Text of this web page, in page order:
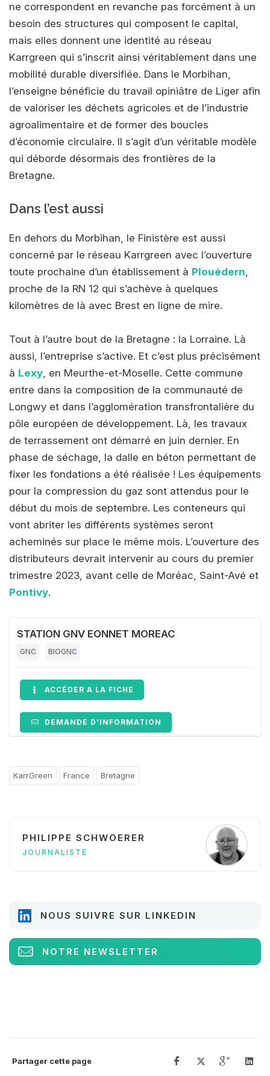
ne correspondent en revanche pas forcément à un
besoin des structures qui composent le capital,
mais elles donnent une identité au réseau
Karrgreen qui s’inscrit ainsi véritablement dans une
mobilité durable diversifiée. Dans le Morbihan,
l’enseigne bénéficie du travail opiniâtre de Liger afin
de valoriser les déchets agricoles et de l’industrie
agroalimentaire et de former des boucles
d’économie circulaire. Il s’agit d’un véritable modèle
qui déborde désormais des frontières de la
Bretagne.
Dans l’est aussi
En dehors du Morbihan, le Finistère est aussi
concerné par le réseau Karrgreen avec l’ouverture
toute prochaine d’un établissement à Plouédern
proche de la RN 12 qui s’achève à quelques
kilomètres de là avec Brest en ligne de mire.
Tout à l’autre bout de la Bretagne : la Lorraine. Là
aussi, l’entreprise s’active. Et c’est plus précisément
à Lexy , en Meurthe-et-Moselle. Cette commune
entre dans la composition de la communauté de
Longwy et dans l’agglomération transfrontalière du
pôle européen de développement. Là, les travaux
de terrassement ont démarré en juin dernier. En
phase de séchage, la dalle en béton permettant de
fixer les fondations a été réalisée ! Les équipements
pour la compression du gaz sont attendus pour le
début du mois de septembre. Les conteneurs qui
vont abriter les différents systèmes seront
acheminés sur place le même mois. L’ouverture des
distributeurs devrait intervenir au cours du premier
trimestre 2023, avant celle de Moréac, Saint-Avé et
Pontivy.
STATION GNV EONNET MOREAC
GNC BIOGNC
ACCÉDER A LA FICHE
DEMANDE D'INFORMATION
KarrGreen France Bretagne
PHILIPPE SCHWOERER
JOURNALISTE
NOUS SUIVRE SUR LINKEDIN
NOTRE NEWSLETTER
Partager cette page